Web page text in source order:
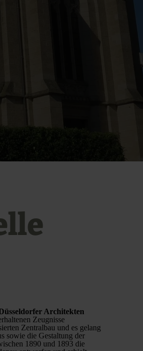
Architekten
Zeugnisse
Zentralbau und es gelang
sowie die Gestaltung der
1890 und 1893 die